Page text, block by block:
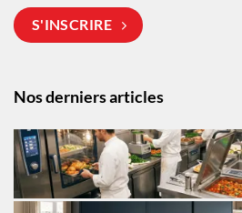
Nos derniers articles
S'INSCRIRE